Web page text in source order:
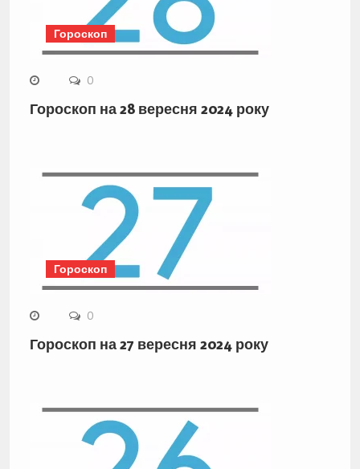
Гороскоп
0
Гороскоп на 28 вересня 2024 року
Гороскоп
0
Гороскоп на 27 вересня 2024 року